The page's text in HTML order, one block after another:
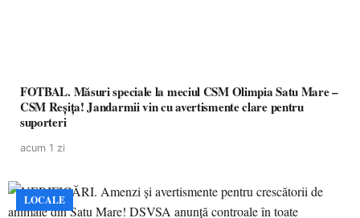
FOTBAL. Măsuri speciale la meciul CSM Olimpia Satu Mare –
CSM Reșița! Jandarmii vin cu avertismente clare pentru
suporteri
acum 1 zi
LOCALE